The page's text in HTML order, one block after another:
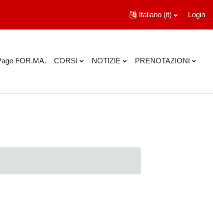
Italiano ‎(it)‎ Login
FOR.MA. CORSI NOTIZIE PRENOTAZIONI